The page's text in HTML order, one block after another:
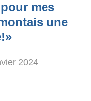
mes
une
2024